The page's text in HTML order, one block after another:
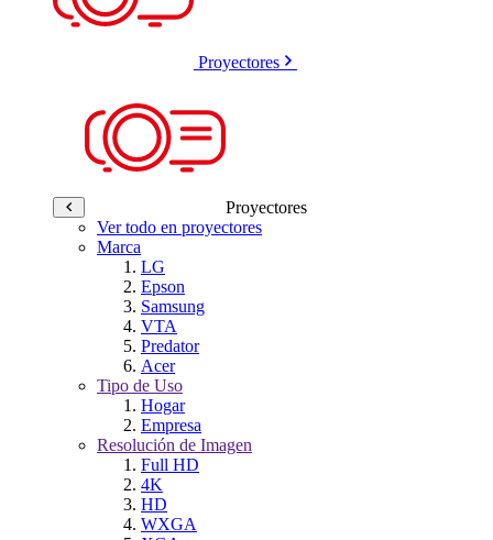
Proyectores
Proyectores
Ver todo en proyectores
Marca
LG
Epson
Samsung
VTA
Predator
Acer
Tipo de Uso
Hogar
Empresa
Resolución de Imagen
Full HD
4K
HD
WXGA